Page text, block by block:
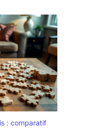
: comparatif